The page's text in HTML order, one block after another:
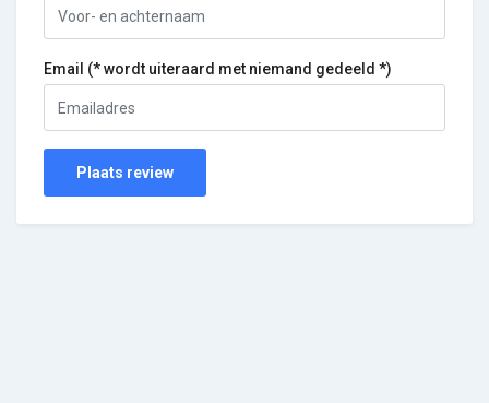
Email (* wordt uiteraard met niemand gedeeld *)
Plaats review